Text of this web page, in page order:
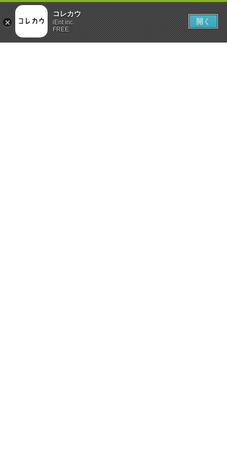
コレカウ
iEnt inc.
FREE
開く